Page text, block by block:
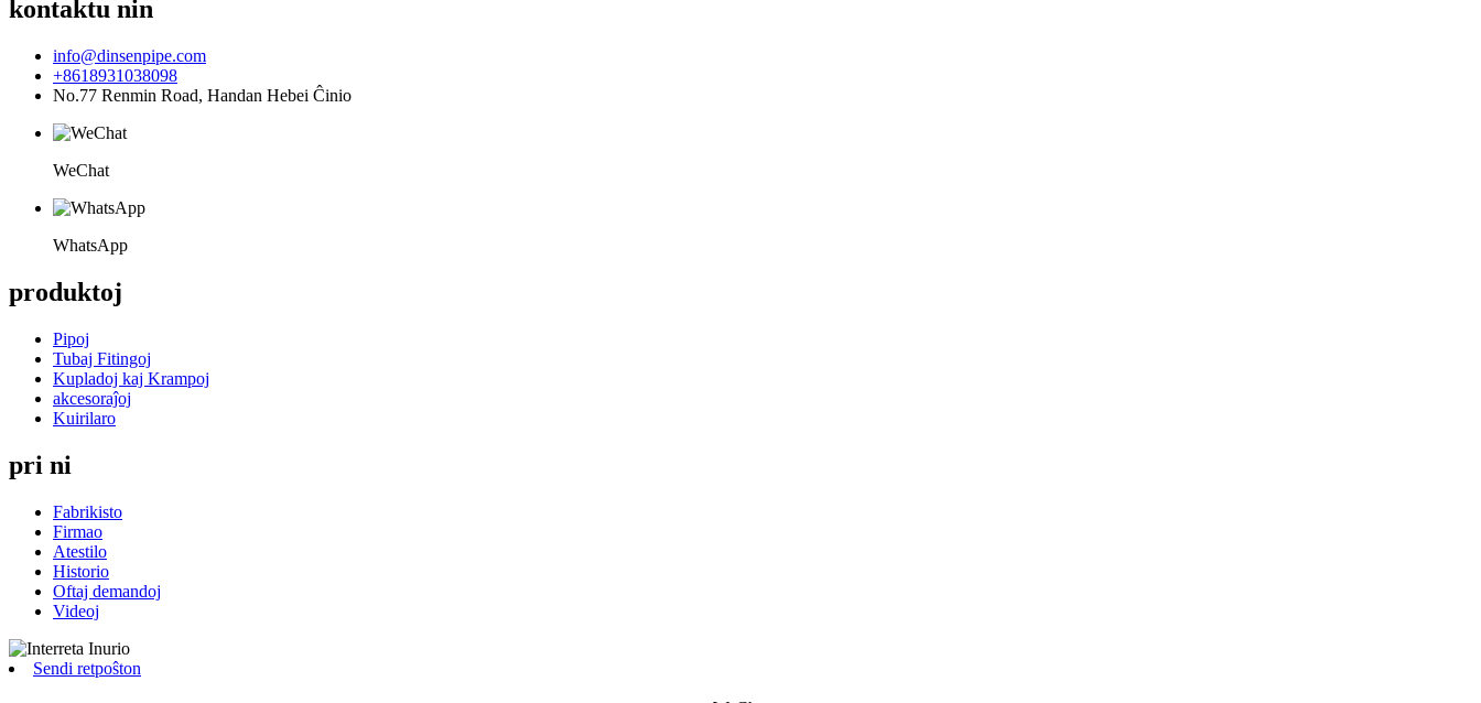
kontaktu nin
info@dinsenpipe.com
+8618931038098
No.77 Renmin Road, Handan Hebei Ĉinio
WeChat
WhatsApp
produktoj
Pipoj
Tubaj Fitingoj
Kupladoj kaj Krampoj
akcesoraĵoj
Kuirilaro
pri ni
Fabrikisto
Firmao
Atestilo
Historio
Oftaj demandoj
Videoj
Sendi retpoŝton